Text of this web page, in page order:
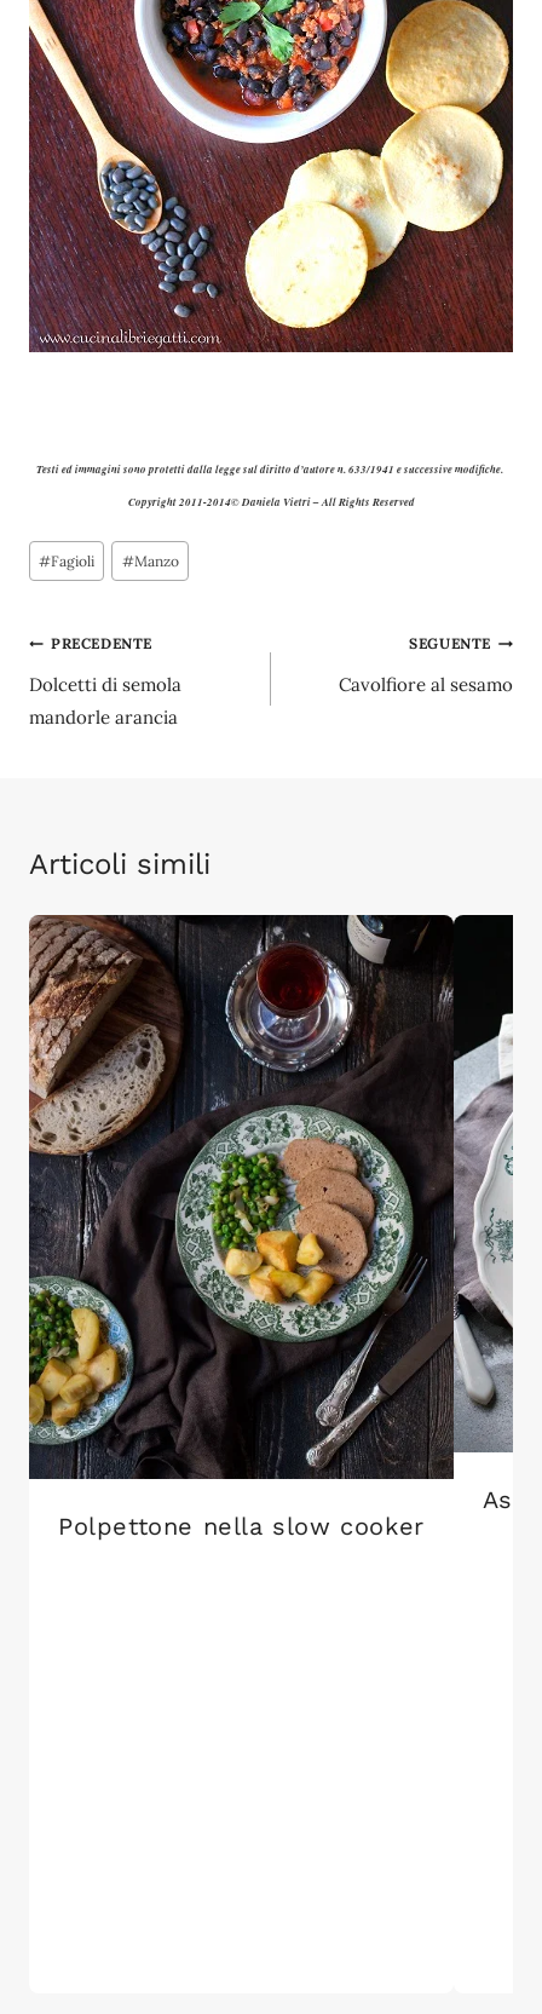
Testi ed immagini sono protetti dalla legge sul diritto d’autore n. 633/1941 e successive modifiche.
Copyright 2011-2014© Daniela Vietri – All Rights Reserved
Tag
articolo:
#Fagioli #Manzo
Navigazione
articoli
PRECEDENTE
Dolcetti di semola
mandorle arancia
SEGUENTE
Cavolfiore al sesamo
Articoli simili
Polpettone nella slow cooker